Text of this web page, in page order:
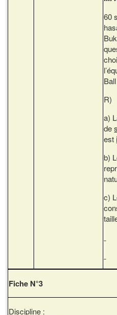
60
R)
a)
de
est
b)
c)
Fiche N°3
Discipline :